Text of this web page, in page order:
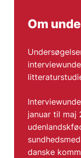
Om
januar til maj
danske